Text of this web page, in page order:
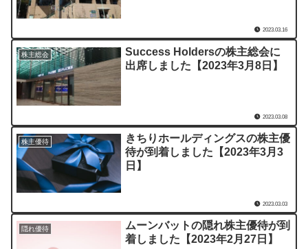
2023.03.16
株主総会
Success Holdersの株主総会に
出席しました【2023年3月8日】
2023.03.08
株主優待
きちりホールディングスの株主優
待が到着しました【2023年3月3
日】
2023.03.03
隠れ優待
ムーンバットの隠れ株主優待が到
着しました【2023年2月27日】